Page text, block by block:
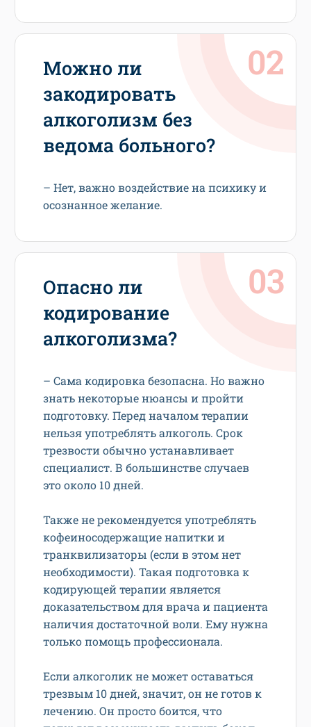
Можно ли
закодировать
алкоголизм без
ведома больного?
– Нет, важно воздействие на психику и
осознанное желание.
Опасно ли
кодирование
алкоголизма?
– Сама кодировка безопасна. Но важно
знать некоторые нюансы и пройти
подготовку. Перед началом терапии
нельзя употреблять алкоголь. Срок
трезвости обычно устанавливает
специалист. В большинстве случаев
это около 10 дней.
Также не рекомендуется употреблять
кофеиносодержащие напитки и
транквилизаторы (если в этом нет
необходимости). Такая подготовка к
кодирующей терапии является
доказательством для врача и пациента
наличия достаточной воли. Ему нужна
только помощь профессионала.
Если алкоголик не может оставаться
трезвым 10 дней, значит, он не готов к
лечению. Он просто боится, что